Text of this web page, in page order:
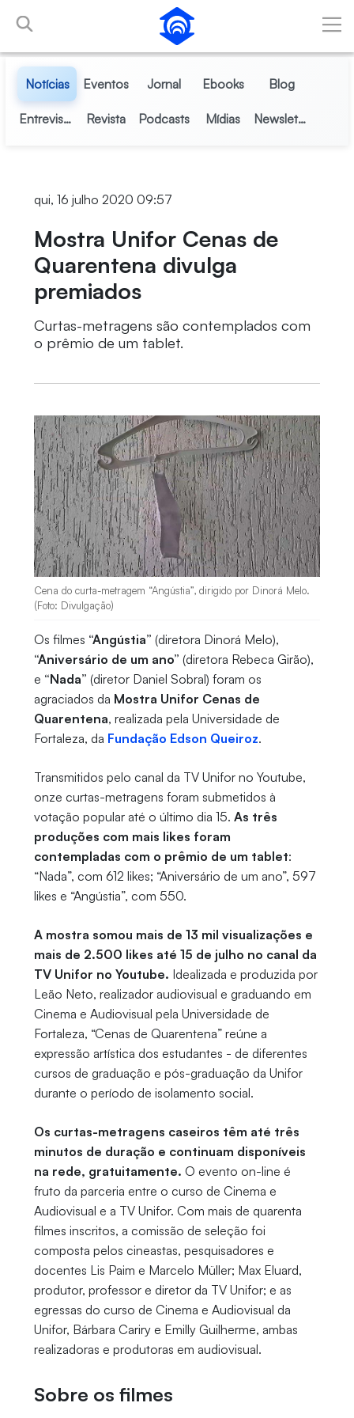
Pular para o Conteúdo principal
Notícias Eventos Jornal Ebooks Blog
Entrevistas Revista Podcasts Mídias Newsletter
qui, 16 julho 2020 09:57
Mostra Unifor Cenas de
Quarentena divulga
premiados
Curtas-metragens são contemplados com
o prêmio de um tablet.
Cena do curta-metragem “Angústia”, dirigido por Dinorá Melo.
(Foto: Divulgação)
Os filmes “Angústia” (diretora Dinorá Melo),
“Aniversário de um ano” (diretora Rebeca Girão),
e “Nada” (diretor Daniel Sobral) foram os
agraciados da Mostra Unifor Cenas de
Quarentena, realizada pela Universidade de
Fortaleza, da Fundação Edson Queiroz.
Transmitidos pelo canal da TV Unifor no Youtube,
onze curtas-metragens foram submetidos à
votação popular até o último dia 15. As três
produções com mais likes foram
contempladas com o prêmio de um tablet:
“Nada”, com 612 likes; “Aniversário de um ano”, 597
likes e “Angústia”, com 550.
A mostra somou mais de 13 mil visualizações e
mais de 2.500 likes até 15 de julho no canal da
TV Unifor no Youtube. Idealizada e produzida por
Leão Neto, realizador audiovisual e graduando em
Cinema e Audiovisual pela Universidade de
Fortaleza, “Cenas de Quarentena” reúne a
expressão artística dos estudantes - de diferentes
cursos de graduação e pós-graduação da Unifor
durante o período de isolamento social.
Os curtas-metragens caseiros têm até três
minutos de duração e continuam disponíveis
na rede, gratuitamente. O evento on-line é
fruto da parceria entre o curso de Cinema e
Audiovisual e a TV Unifor. Com mais de quarenta
filmes inscritos, a comissão de seleção foi
composta pelos cineastas, pesquisadores e
docentes Lis Paim e Marcelo Müller; Max Eluard,
produtor, professor e diretor da TV Unifor; e as
egressas do curso de Cinema e Audiovisual da
Unifor, Bárbara Cariry e Emilly Guilherme, ambas
realizadoras e produtoras em audiovisual.
Sobre os filmes